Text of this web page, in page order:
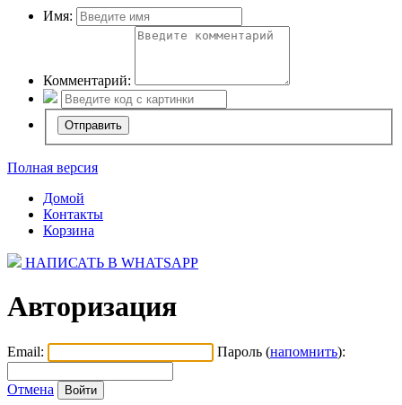
Имя:
Комментарий:
Полная версия
Домой
Контакты
Корзина
НАПИСАТЬ В WHATSAPP
Авторизация
Email: Пароль (напомнить):
Отмена